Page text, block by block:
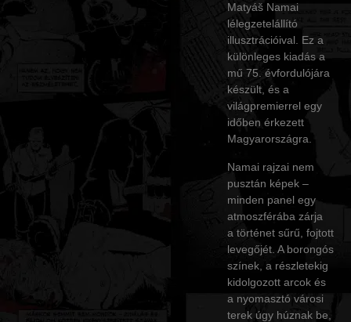
Matyáš Namai
lélegzetelállító
illusztrációival. Ez a
különleges kiadás a
mű 75. évfordulójára
készült, és a
világpremierrel egy
időben érkezett
Magyarországra.
Namai rajzai nem
pusztán képek –
minden panel egy
atmoszférába zárja
a történet sűrű, fojtott
levegőjét. A borongós
színek, a részletekig
kidolgozott arcok és
a nyomasztó városi
terek úgy húznak be,